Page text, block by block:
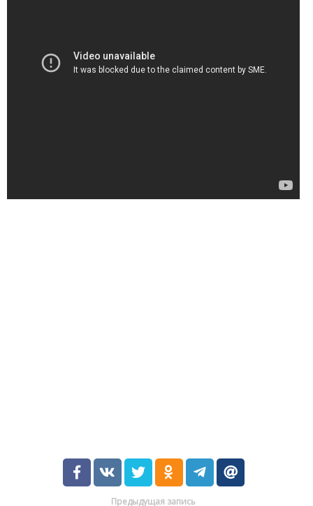
Предыдущая запись